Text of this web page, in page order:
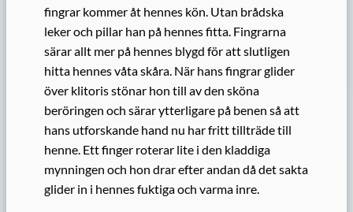
fingrar kommer åt hennes kön. Utan brådska
leker och pillar han på hennes fitta. Fingrarna
särar allt mer på hennes blygd för att slutligen
hitta hennes våta skåra. När hans fingrar glider
över klitoris stönar hon till av den sköna
beröringen och särar ytterligare på benen så att
hans utforskande hand nu har fritt tillträde till
henne. Ett finger roterar lite i den kladdiga
mynningen och hon drar efter andan då det sakta
glider in i hennes fuktiga och varma inre.